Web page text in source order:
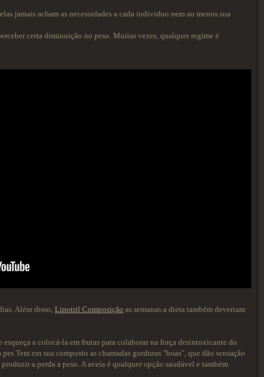
jamais acham as necessidades a cada indivíduo nem ao menos sua
certa diminuição no peso. Muitas vezes, qualquer regime é
Além disso, Lipotril Composiçăo as semanas a dieta também deveriam
a colocá-la em frutas para colaborar na força desintoxicante do
Tem em sua composto as chamadas gorduras "boas", que dão sensação
a perda a peso. A aveia é qualquer opção saudável e também